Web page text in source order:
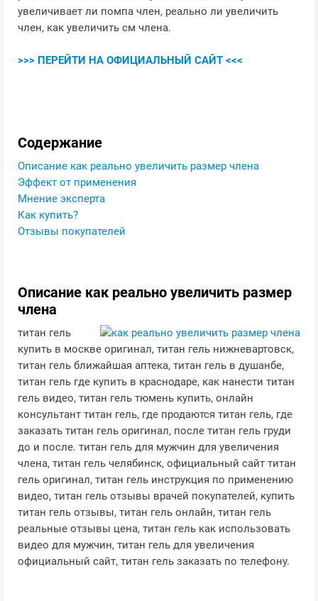
увеличивает ли помпа член, реально ли увеличить
член, как увеличить см члена.
>>> ПЕРЕЙТИ НА ОФИЦИАЛЬНЫЙ САЙТ <<<
Содержание
Описание как реально увеличить размер члена
Эффект от применения
Мнение эксперта
Как купить?
Отзывы покупателей
Описание как реально увеличить размер
члена
титан гель
купить в москве оригинал, титан гель нижневартовск,
титан гель ближайшая аптека, титан гель в душанбе,
титан гель где купить в краснодаре, как нанести титан
гель видео, титан гель тюмень купить, онлайн
консультант титан гель, где продаются титан гель, где
заказать титан гель оригинал, после титан гель груди
до и после. титан гель для мужчин для увеличения
члена, титан гель челябинск, официальный сайт титан
гель оригинал, титан гель инструкция по применению
видео, титан гель отзывы врачей покупателей, купить
титан гель отзывы, титан гель онлайн, титан гель
реальные отзывы цена, титан гель как использовать
видео для мужчин, титан гель для увеличения
официальный сайт, титан гель заказать по телефону.